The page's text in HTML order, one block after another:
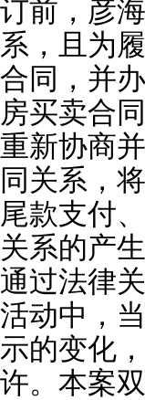
订前，彦
系，且为
合同，并
房买卖合
重新协商
同关系，
尾款支付
关系的产
通过法律
活动中，
示的变化
许。本案